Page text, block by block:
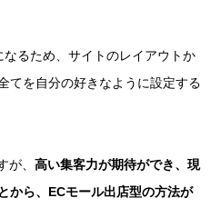
るため、サイトのレイアウトか
てを自分の好きなように設定する
が、 高い集客力が期待ができ、現
から、ECモール出店型の方法が